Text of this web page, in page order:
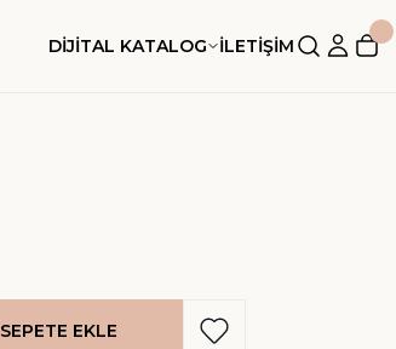
DİJİTAL KATALOG İLETİŞİM
SEPETE EKLE